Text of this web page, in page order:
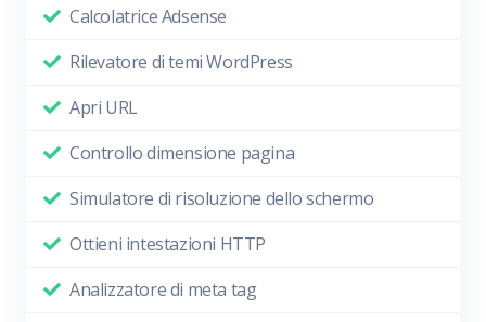
Calcolatrice Adsense
Rilevatore di temi WordPress
Apri URL
Controllo dimensione pagina
Simulatore di risoluzione dello schermo
Ottieni intestazioni HTTP
Analizzatore di meta tag